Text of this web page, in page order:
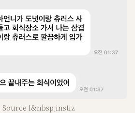
Source l&nbsp;instiz